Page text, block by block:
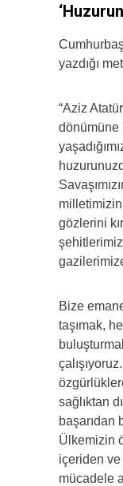
yazdığı
“Aziz
dönümüne
gözlerini
Bize
taşımak,
sağlıktan
başarıdan
Ülkemizin
içeriden ve
mücadele